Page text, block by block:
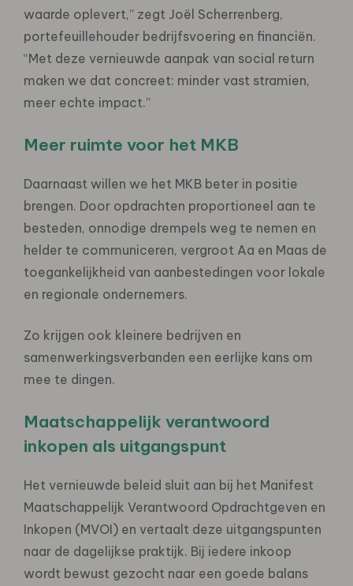
waarde oplevert,” zegt Joël Scherrenberg,
portefeuillehouder bedrijfsvoering en financiën.
“Met deze vernieuwde aanpak van social return
maken we dat concreet: minder vast stramien,
meer echte impact.”
Meer ruimte voor het MKB
Daarnaast willen we het MKB beter in positie
brengen. Door opdrachten proportioneel aan te
besteden, onnodige drempels weg te nemen en
helder te communiceren, vergroot Aa en Maas de
toegankelijkheid van aanbestedingen voor lokale
en regionale ondernemers.
Zo krijgen ook kleinere bedrijven en
samenwerkingsverbanden een eerlijke kans om
mee te dingen.
Maatschappelijk verantwoord
inkopen als uitgangspunt
Het vernieuwde beleid sluit aan bij het Manifest
Maatschappelijk Verantwoord Opdrachtgeven en
Inkopen (MVOI) en vertaalt deze uitgangspunten
naar de dagelijkse praktijk. Bij iedere inkoop
wordt bewust gezocht naar een goede balans